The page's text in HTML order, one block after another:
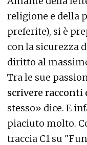
religione e della
preferite), si è
con la sicurezza
diritto al
Tra le sue
scrivere racconti
stesso» dice. E
piaciuto molto.
traccia C1 su